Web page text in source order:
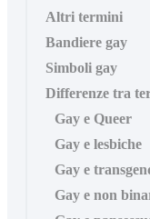
Altri termini
Bandiere gay
Simboli gay
Differenze tra
Gay e Queer
Gay e lesbiche
Gay e
Gay e non